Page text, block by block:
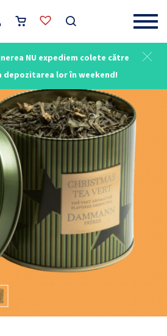
NU expediem colete către
depozitarea lor în weekend!